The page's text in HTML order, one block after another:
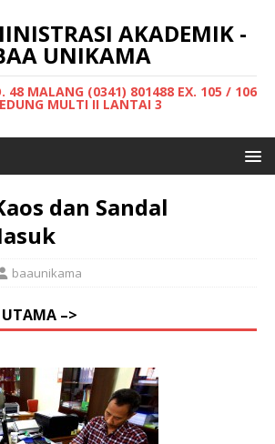
AKADEMIK -
UNIKAMA
48 MALANG (0341) 801488 EX. 105 / 106
MULTI II LANTAI 3
dan Sandal
baaunikama
–>